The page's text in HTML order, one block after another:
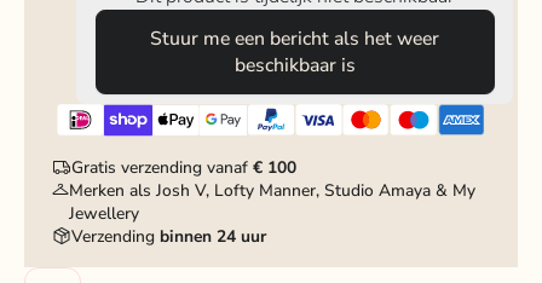
Stuur me een bericht als het weer
beschikbaar is
Gratis verzending vanaf€ 100
Merken als Josh V, Lofty Manner, Studio Amaya & My
Jewellery
Verzendingbinnen 24 uur